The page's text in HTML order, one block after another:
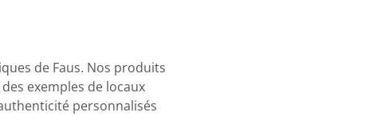
de Faus. Nos produits
exemples de locaux
personnalisés